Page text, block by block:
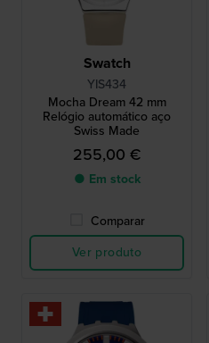
Swatch
YIS434
Mocha Dream 42 mm
Relógio automático aço
Swiss Made
255,00 €
● Em stock
Comparar
Ver produto